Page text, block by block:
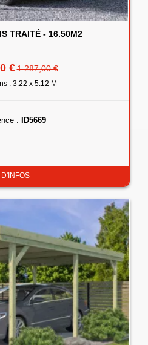
TRAITÉ - 16.50M2
€1 287,00 €
: 3.22 x 5.12 M
: ID5669
D'INFOS